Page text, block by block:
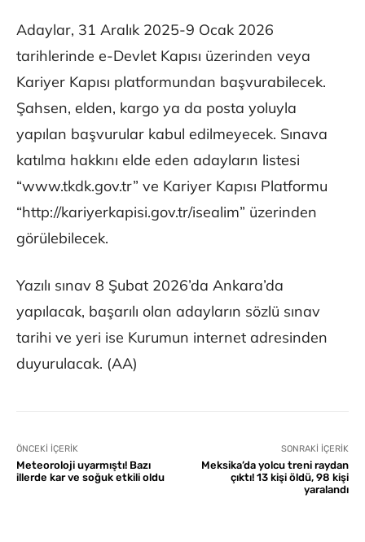
Adaylar, 31 Aralık 2025-9 Ocak 2026
tarihlerinde e-Devlet Kapısı üzerinden veya
Kariyer Kapısı platformundan başvurabilecek.
Şahsen, elden, kargo ya da posta yoluyla
yapılan başvurular kabul edilmeyecek. Sınava
katılma hakkını elde eden adayların listesi
“www.tkdk.gov.tr” ve Kariyer Kapısı Platformu
“http://kariyerkapisi.gov.tr/isealim” üzerinden
görülebilecek.
Yazılı sınav 8 Şubat 2026’da Ankara’da
yapılacak, başarılı olan adayların sözlü sınav
tarihi ve yeri ise Kurumun internet adresinden
duyurulacak. (AA)
ÖNCEKI İÇERIK
Meteoroloji uyarmıştı! Bazı
illerde kar ve soğuk etkili oldu
SONRAKI İÇERIK
Meksika’da yolcu treni raydan
çıktı! 13 kişi öldü, 98 kişi
yaralandı